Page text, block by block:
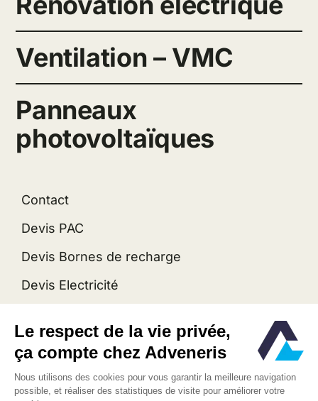
Ventilation – VMC
Panneaux
photovoltaïques
Contact
Devis PAC
Devis Bornes de recharge
Devis Electricité
Mentions Légales
Plan du site